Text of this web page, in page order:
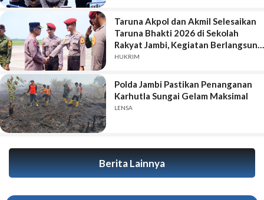
Taruna Akpol dan Akmil Selesaikan
Taruna Bhakti 2026 di Sekolah
Rakyat Jambi, Kegiatan Berlangsung
Aman dan Lancar
HUKRIM
Polda Jambi Pastikan Penanganan
Karhutla Sungai Gelam Maksimal
LENSA
Berita Lainnya